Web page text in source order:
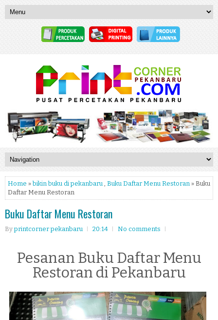
Home »bikin buku di pekanbaru Buku Daftar Menu Restoran » Buku
Daftar Menu Restoran
Buku Daftar Menu Restoran
Byprintcorner pekanbaru 20:14 No comments
Pesanan Buku Daftar Menu
Restoran di Pekanbaru